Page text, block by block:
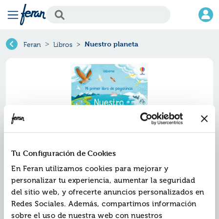
Tu Configuración de Cookies
En Feran utilizamos cookies para mejorar y
personalizar tu experiencia, aumentar la seguridad
del sitio web, y ofrecerte anuncios personalizados en
Redes Sociales. Además, compartimos información
sobre el uso de nuestra web con nuestros
Feran Libros Nuestro planeta
Nuestro planeta
Ref.ZUS-1317870
ISBN: 9781801317870